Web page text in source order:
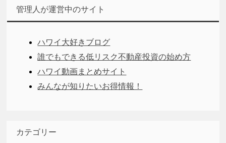
管理人が運営中のサイト
ハワイ大好きブログ
誰でもできる低リスク不動産投資の始め方
ハワイ動画まとめサイト
みんなが知りたいお得情報！
カテゴリー